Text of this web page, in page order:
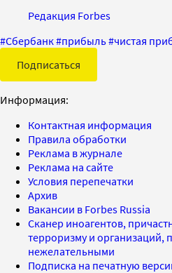
Редакция Forbes
#Сбербанк#прибыль#чистая
Подписаться
Информация:
Контактная информация
Правила обработки
Реклама в журнале
Реклама на сайте
Условия перепечатки
Архив
Вакансии в Forbes Russia
Сканер иноагентов,
терроризму и организаций,
нежелательными
Подписка на печатную